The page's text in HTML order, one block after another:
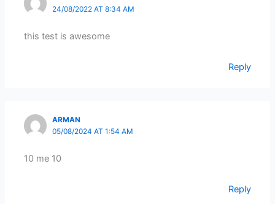
24/08/2022 AT 8:34 AM
this test is awesome
Reply
ARMAN
05/08/2024 AT 1:54 AM
10 me 10
Reply